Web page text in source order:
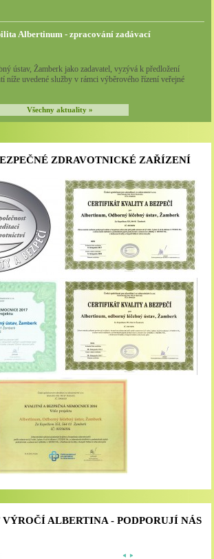
Albertinum - zpracování zadávací
ústav, Žamberk jako zadavatel, vyzývá k předložení
níže uvedené služby v rámci výběrového řízení veřejné
Všechny aktuality »
ZDRAVOTNICKÉ ZAŘÍZENÍ
VÝROČÍ ALBERTINA - PODPORUJÍ NÁS